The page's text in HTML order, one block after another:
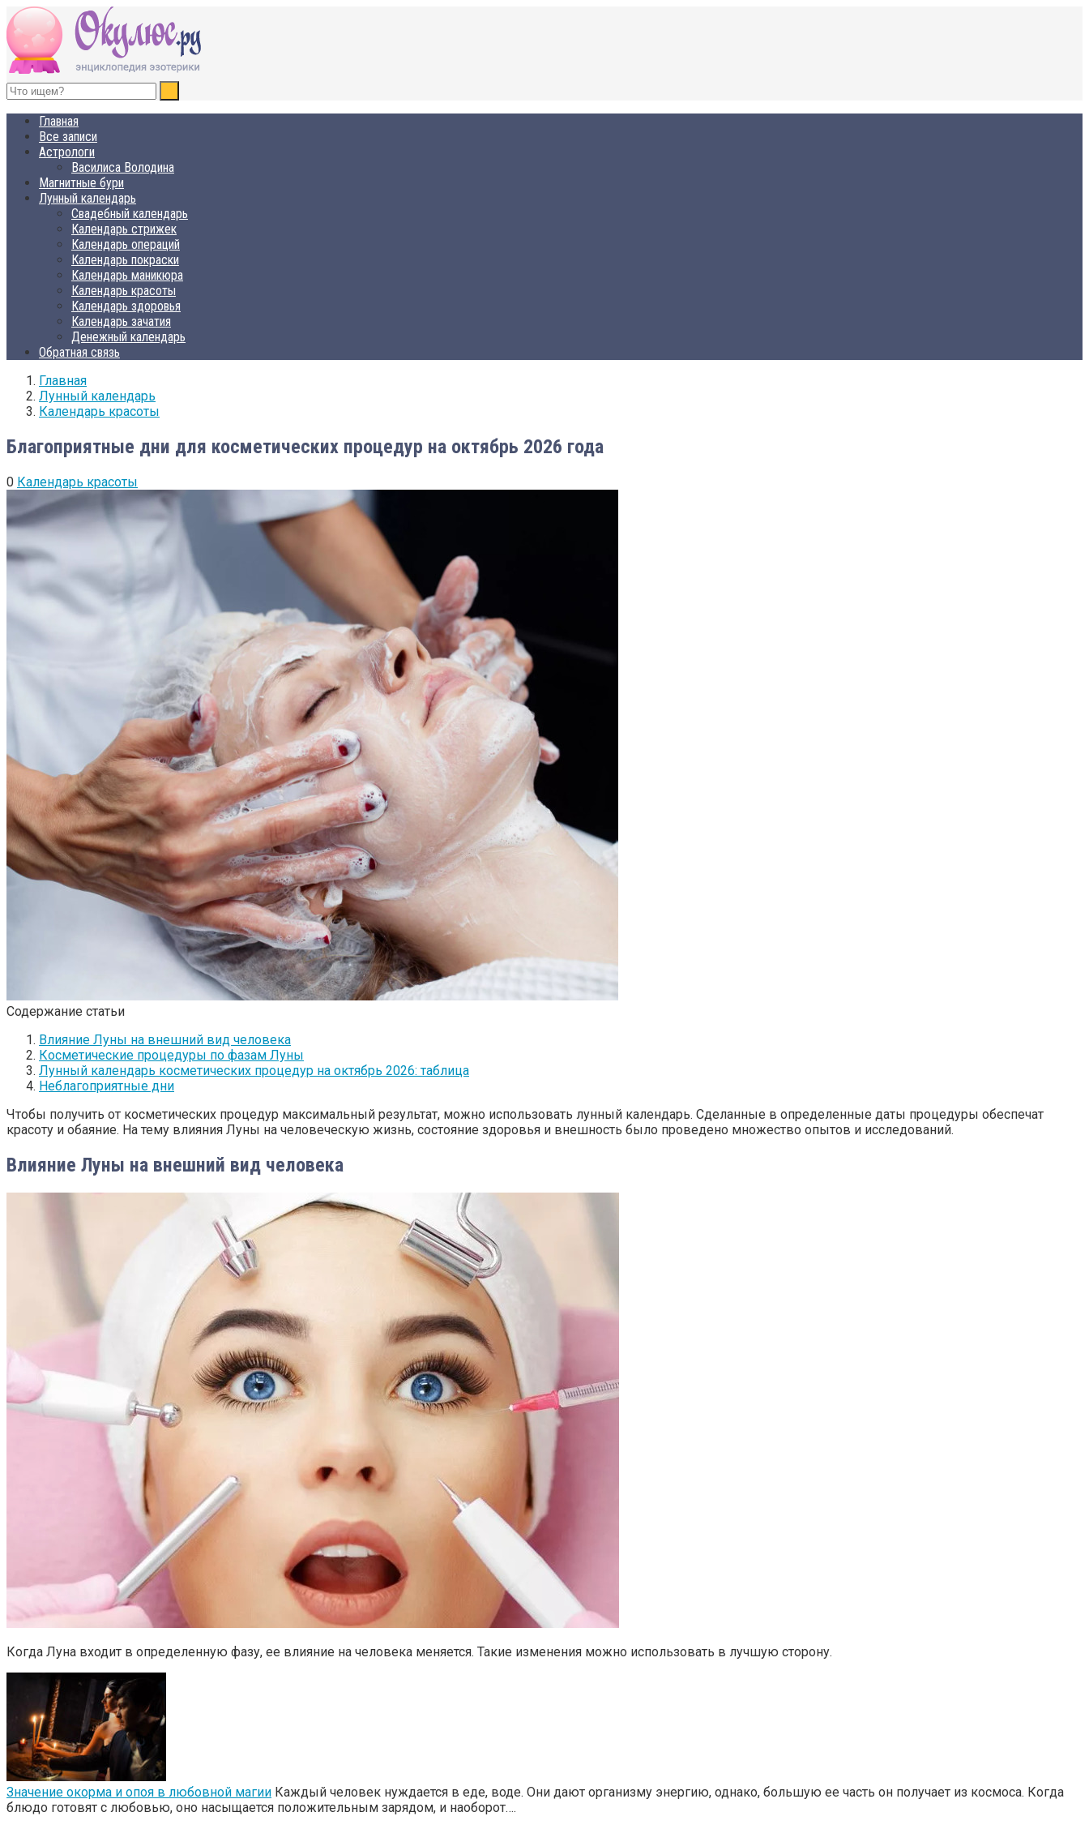
ОКУЛЮС.РУ
Нет счастья, равного спокойствию
Главная
Все записи
Астрологи
Василиса Володина
Магнитные бури
Лунный календарь
Свадебный календарь
Календарь стрижек
Календарь операций
Календарь покраски
Календарь маникюра
Календарь красоты
Календарь здоровья
Календарь зачатия
Денежный календарь
Обратная связь
Главная
Лунный календарь
Календарь красоты
Благоприятные дни для косметических процедур на октябрь 2026 года
0 Календарь красоты
Содержание статьи
Влияние Луны на внешний вид человека
Косметические процедуры по фазам Луны
Лунный календарь косметических процедур на октябрь 2026: таблица
Неблагоприятные дни
Чтобы получить от косметических процедур максимальный результат, можно использовать лунный календарь. Сделанные в определенные даты процедуры обеспечат
красоту и обаяние. На тему влияния Луны на человеческую жизнь, состояние здоровья и внешность было проведено множество опытов и исследований.
Влияние Луны на внешний вид человека
Когда Луна входит в определенную фазу, ее влияние на человека меняется. Такие изменения можно использовать в лучшую сторону.
Значение окорма и опоя в любовной магии Каждый человек нуждается в еде, воде. Они дают организму энергию, однако, большую ее часть он получает из космоса. Когда
блюдо готовят с любовью, оно насыщается положительным зарядом, и наоборот….